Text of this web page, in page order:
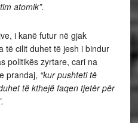
atomik”.
i kanë futur në gjak
të cilit duhet të jesh i bindur
politikës zyrtare, cari na
prandaj, “kur pushteti të
të kthejë faqen tjetër për